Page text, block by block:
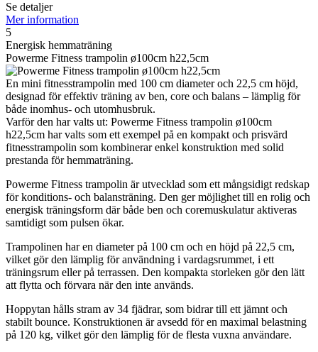
Se detaljer
Mer information
5
Energisk hemmaträning
Powerme Fitness trampolin ø100cm h22,5cm
En mini fitnesstrampolin med 100 cm diameter och 22,5 cm höjd,
designad för effektiv träning av ben, core och balans – lämplig för
både inomhus- och utomhusbruk.
Varför den har valts ut: Powerme Fitness trampolin ø100cm
h22,5cm har valts som ett exempel på en kompakt och prisvärd
fitnesstrampolin som kombinerar enkel konstruktion med solid
prestanda för hemmaträning.
Powerme Fitness trampolin är utvecklad som ett mångsidigt redskap
för konditions- och balansträning. Den ger möjlighet till en rolig och
energisk träningsform där både ben och coremuskulatur aktiveras
samtidigt som pulsen ökar.
Trampolinen har en diameter på 100 cm och en höjd på 22,5 cm,
vilket gör den lämplig för användning i vardagsrummet, i ett
träningsrum eller på terrassen. Den kompakta storleken gör den lätt
att flytta och förvara när den inte används.
Hoppytan hålls stram av 34 fjädrar, som bidrar till ett jämnt och
stabilt bounce. Konstruktionen är avsedd för en maximal belastning
på 120 kg, vilket gör den lämplig för de flesta vuxna användare.